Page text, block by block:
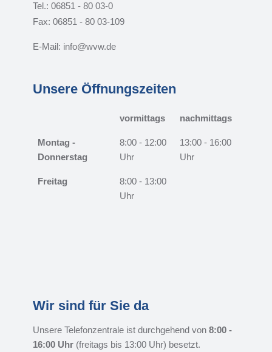
Tel.: 06851 - 80 03-0
Fax: 06851 - 80 03-109
E-Mail: info@wvw.de
Unsere Öffnungszeiten
vormittags nachmittags
Montag -
Donnerstag
8:00 - 12:00
Uhr
13:00 - 16:00
Uhr
Freitag
8:00 - 13:00
Uhr
Wir sind für Sie da
Unsere Telefonzentrale ist durchgehend von 8:00 -
16:00 Uhr(freitags bis 13:00 Uhr) besetzt.